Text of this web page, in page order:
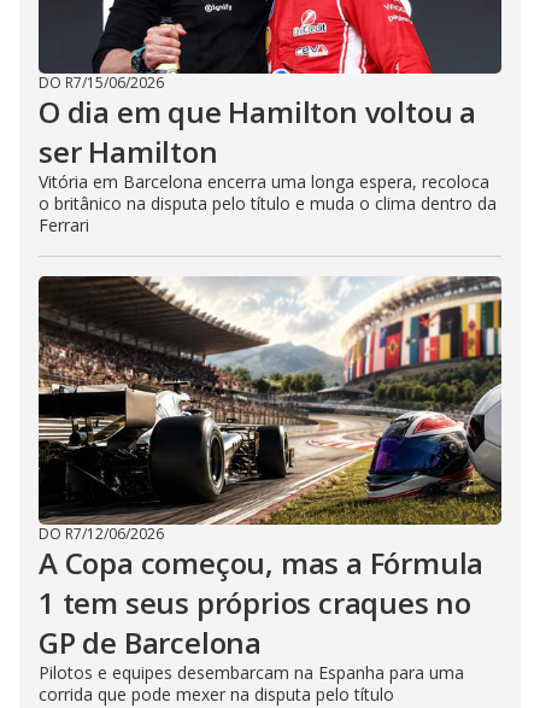
DO R7/15/06/2026
O dia em que Hamilton voltou a
ser Hamilton
Vitória em Barcelona encerra uma longa espera, recoloca
o britânico na disputa pelo título e muda o clima dentro da
Ferrari
DO R7/12/06/2026
A Copa começou, mas a Fórmula
1 tem seus próprios craques no
GP de Barcelona
Pilotos e equipes desembarcam na Espanha para uma
corrida que pode mexer na disputa pelo título